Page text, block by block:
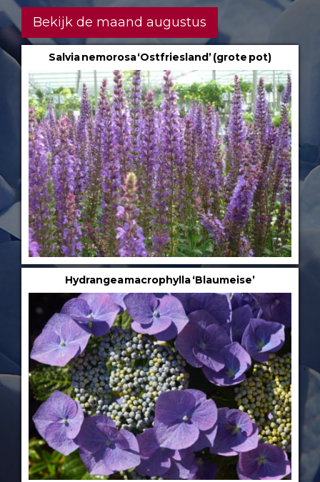
Bekijk de maand augustus
Salvia nemorosa ‘Ostfriesland’ (grote pot)
Hydrangea macrophylla ‘Blaumeise’